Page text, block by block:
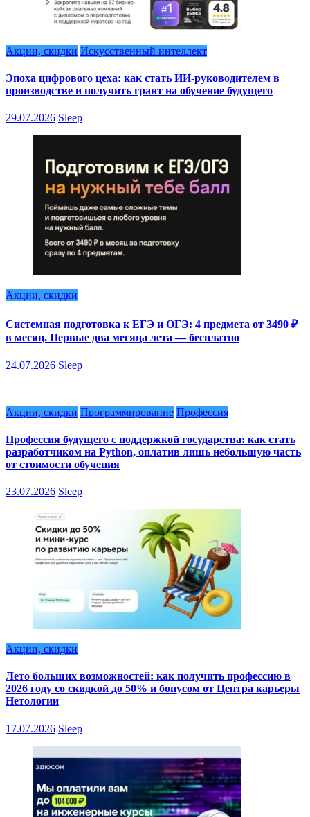
Акции, скидки Искусственный интеллект
Эпоха цифрового цеха: как стать ИИ-руководителем в
производстве и получить грант на обучение будущего
29.07.2026 Sleep
Акции, скидки
Системная подготовка к ЕГЭ и ОГЭ: 4 предмета от 3490 ₽
в месяц. Первые два месяца лета — бесплатно
24.07.2026 Sleep
Акции, скидки Программирование Профессия
Профессия будущего с поддержкой государства: как стать
разработчиком на Python, оплатив лишь небольшую часть
от стоимости обучения
23.07.2026 Sleep
Акции, скидки
Лето больших возможностей: как получить профессию в
2026 году со скидкой до 50% и бонусом от Центра карьеры
Нетологии
17.07.2026 Sleep